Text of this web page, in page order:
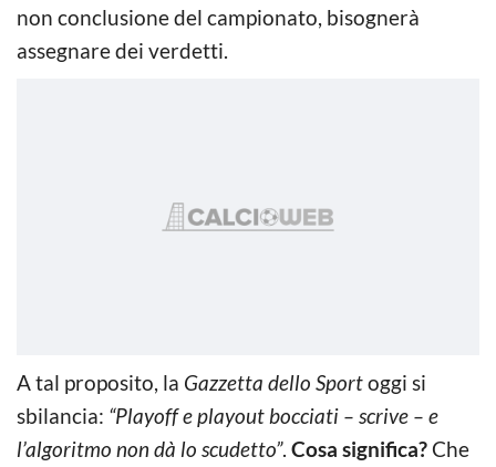
non conclusione del campionato, bisognerà
assegnare dei verdetti.
A tal proposito, la Gazzetta dello Sportoggi si
sbilancia: “Playoff e playout bocciati – scrive – e
l’algoritmo non dà lo scudetto”. Cosa significa?Che